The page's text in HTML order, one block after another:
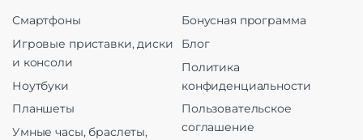
Смартфоны
Игровые приставки, диски
и консоли
Ноутбуки
Планшеты
Умные часы, браслеты,
Бонусная программа
Блог
Политика
конфиденциальности
Пользовательское
соглашение